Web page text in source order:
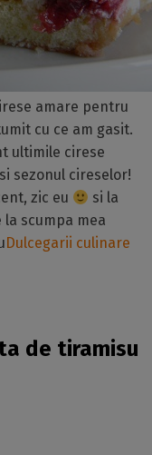
amare pentru
cu ce am gasit.
ultimile cirese
sezonul cireselor!
zic eu
si la
scumpa mea
Dulcegarii culinare
de tiramisu